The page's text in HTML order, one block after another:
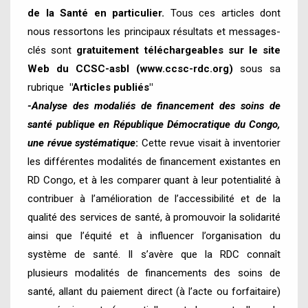
de la Santé en particulier. Tous ces articles dont
nous ressortons les principaux résultats et messages-
clés sont gratuitement téléchargeables sur le site
Web du CCSC-asbl (www.ccsc-rdc.org) sous sa
rubrique "Articles publiés"
-Analyse des modaliés de financement des soins de
santé publique en République Démocratique du Congo,
une révue systématique: Cette revue visait à inventorier
les différentes modalités de financement existantes en
RD Congo, et à les comparer quant à leur potentialité à
contribuer à l’amélioration de l’accessibilité et de la
qualité des services de santé, à promouvoir la solidarité
ainsi que l’équité et à influencer l’organisation du
système de santé. Il s’avère que la RDC connaît
plusieurs modalités de financements des soins de
santé, allant du paiement direct (à l’acte ou forfaitaire)